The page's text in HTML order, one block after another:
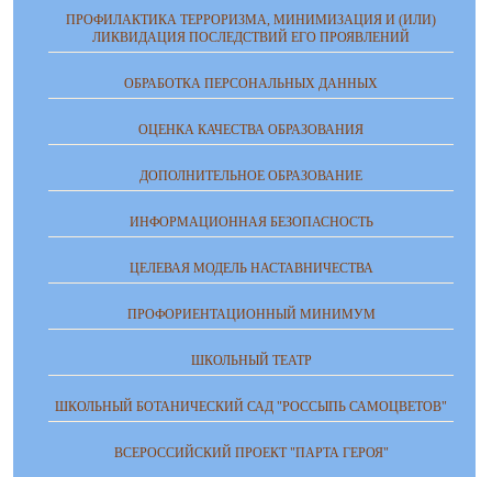
ПРОФИЛАКТИКА ТЕРРОРИЗМА, МИНИМИЗАЦИЯ И (ИЛИ)
ЛИКВИДАЦИЯ ПОСЛЕДСТВИЙ ЕГО ПРОЯВЛЕНИЙ
ОБРАБОТКА ПЕРСОНАЛЬНЫХ ДАННЫХ
ОЦЕНКА КАЧЕСТВА ОБРАЗОВАНИЯ
ДОПОЛНИТЕЛЬНОЕ ОБРАЗОВАНИЕ
ИНФОРМАЦИОННАЯ БЕЗОПАСНОСТЬ
ЦЕЛЕВАЯ МОДЕЛЬ НАСТАВНИЧЕСТВА
ПРОФОРИЕНТАЦИОННЫЙ МИНИМУМ
ШКОЛЬНЫЙ ТЕАТР
ШКОЛЬНЫЙ БОТАНИЧЕСКИЙ САД "РОССЫПЬ САМОЦВЕТОВ"
ВСЕРОССИЙСКИЙ ПРОЕКТ "ПАРТА ГЕРОЯ"